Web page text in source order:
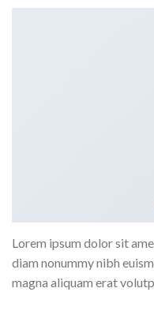
Lorem ipsum dolor sit
diam nonummy nibh
magna aliquam erat